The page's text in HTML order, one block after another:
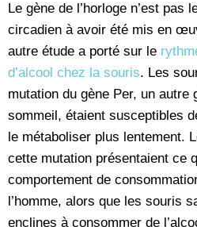
Le gène de l’horloge n’est pas
circadien à avoir été mis en
autre étude a porté sur le
d’alcool chez la souris. Les
mutation du gène Per, un
sommeil, étaient susceptibles
le métaboliser plus lentement.
cette mutation présentaient ce
comportement de
l’homme, alors que les souris
enclines à consommer de